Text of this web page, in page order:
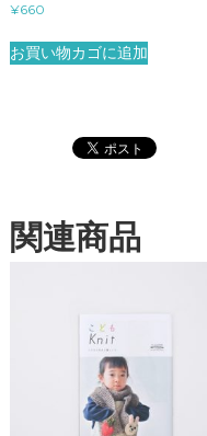
¥660
お買い物カゴに追加
関連商品